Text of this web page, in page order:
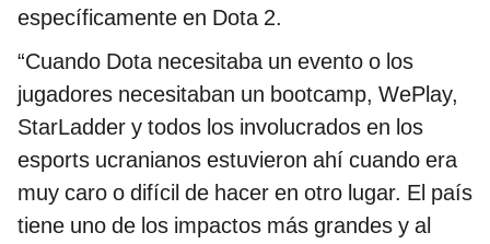
específicamente en Dota 2.
“Cuando Dota necesitaba un evento o los
jugadores necesitaban un bootcamp, WePlay,
StarLadder y todos los involucrados en los
esports ucranianos estuvieron ahí cuando era
muy caro o difícil de hacer en otro lugar. El país
tiene uno de los impactos más grandes y al